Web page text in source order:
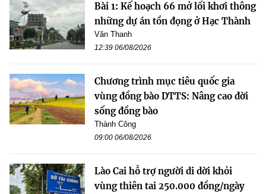
Bài 1: Kế hoạch 66 mở lối khơi thông
những dự án tồn đọng ở Hạc Thành
Văn Thanh
12:39 06/08/2026
Chương trình mục tiêu quốc gia
vùng đồng bào DTTS: Nâng cao đời
sống đồng bào
Thành Công
09:00 06/08/2026
Lào Cai hỗ trợ người di dời khỏi
vùng thiên tai 250.000 đồng/ngày